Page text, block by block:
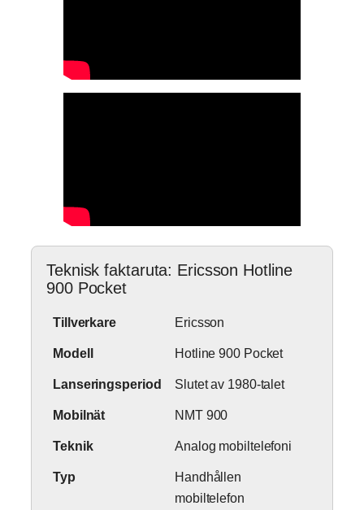
Teknisk faktaruta: Ericsson Hotline
900 Pocket
Tillverkare Ericsson
Modell Hotline 900 Pocket
Lanseringsperiod Slutet av 1980-talet
Mobilnät NMT 900
Teknik Analog mobiltelefoni
Typ
Handhållen
mobiltelefon